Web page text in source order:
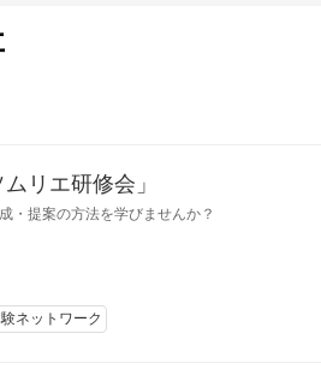
リエ研修会」
・提案の方法を学びませんか？
ネットワーク